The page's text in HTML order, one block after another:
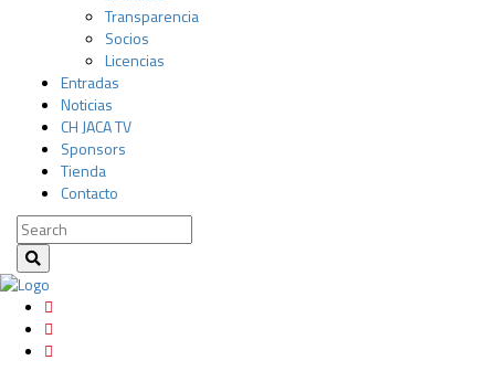
Transparencia
Socios
Licencias
Entradas
Noticias
CH JACA TV
Sponsors
Tienda
Contacto